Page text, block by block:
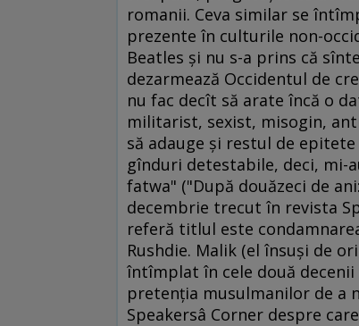
romanii. Ceva similar se
prezente în culturile non-
Beatles şi nu s-a prins că
dezarmează Occidentul de
nu fac decît să arate încă o
militarist, sexist, misogin,
să adauge şi restul de
gînduri detestabile, deci, mi-
fatwa" ("După douăzeci de
decembrie trecut în revista
referă titlul este
Rushdie. Malik (el însuşi de
întîmplat în cele două
pretenţia musulmanilor de a
Speakersâ Corner despre